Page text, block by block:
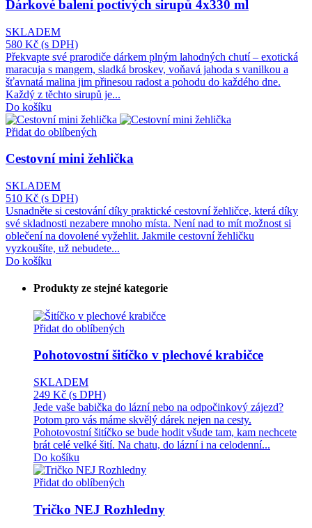
Dárkové balení poctivých sirupů 4x330 ml
SKLADEM
580 Kč (s DPH)
Překvapte své prarodiče dárkem plným lahodných chutí – exotická
maracuja s mangem, sladká broskev, voňavá jahoda s vanilkou a
šťavnatá malina jim přinesou radost a pohodu do každého dne.
Každý z těchto sirupů je...
Do košíku
Přidat do oblíbených
Cestovní mini žehlička
SKLADEM
510 Kč (s DPH)
Usnadněte si cestování díky praktické cestovní žehličce, která díky
své skladnosti nezabere mnoho místa. Není nad to mít možnost si
oblečení na dovolené vyžehlit. Jakmile cestovní žehličku
vyzkoušíte, už nebudete...
Do košíku
Produkty ze stejné kategorie
Přidat do oblíbených
Pohotovostní šitíčko v plechové krabičce
SKLADEM
249 Kč (s DPH)
Jede vaše babička do lázní nebo na odpočinkový zájezd?
Potom pro vás máme skvělý dárek nejen na cesty.
Pohotovostní šitíčko se bude hodit všude tam, kam nechcete
brát celé velké šití. Na chatu, do lázní i na celodenní...
Do košíku
Přidat do oblíbených
Tričko NEJ Rozhledny